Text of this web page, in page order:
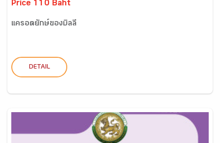
Price 110 Baht
แครอตยักษ์ของบิลลี่
DETAIL